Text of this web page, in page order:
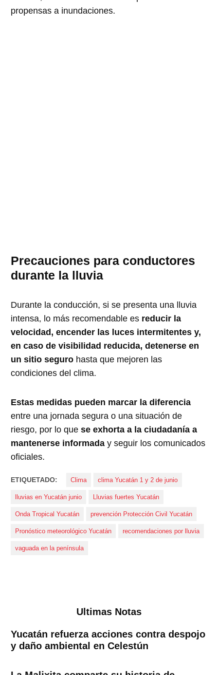
propensas a inundaciones.
Precauciones para conductores
durante la lluvia
Durante la conducción, si se presenta una lluvia
intensa, lo más recomendable es reducir la
velocidad, encender las luces intermitentes y,
en caso de visibilidad reducida, detenerse en
un sitio seguro hasta que mejoren las
condiciones del clima.
Estas medidas pueden marcar la diferencia
entre una jornada segura o una situación de
riesgo, por lo quese exhorta a la ciudadanía a
mantenerse informada y seguir los comunicados
oficiales.
ETIQUETADO: Clima clima Yucatán 1 y 2 de junio
lluvias en Yucatán junio Lluvias fuertes Yucatán
Onda Tropical Yucatán prevención Protección Civil Yucatán
Pronóstico meteorológico Yucatán recomendaciones por lluvia
vaguada en la península
Ultimas Notas
Yucatán refuerza acciones contra despojo
y daño ambiental en Celestún